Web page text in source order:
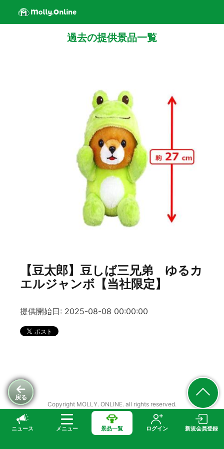
ニュース メニュー 景品一覧 ログイン 新規会員登録
戻る
過去の提供景品一覧
【豆太郎】豆しば三兄弟 ゆるカ
エルジャンボ【当社限定】
提供開始日: 2025-08-08 00:00:00
Copyright MOLLY. ONLINE. all rights reserved.